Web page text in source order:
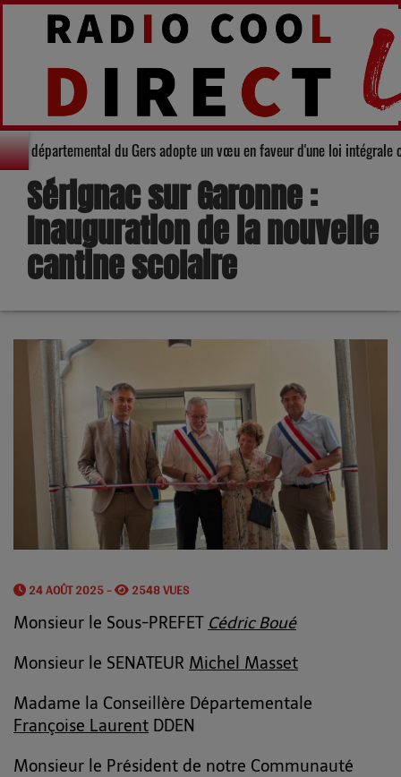
: Le Conseil départemental du Gers adopte un vœu en faveur
Sérignac sur Garonne :
Inauguration de la nouvelle
cantine scolaire
24 AOÛT 2025 - 2548 VUES
Monsieur le Sous-PREFET Cédric Boué
Monsieur le SENATEUR Michel Masset
Madame la Conseillère Départementale
Françoise Laurent DDEN
Monsieur le Président de notre Communauté